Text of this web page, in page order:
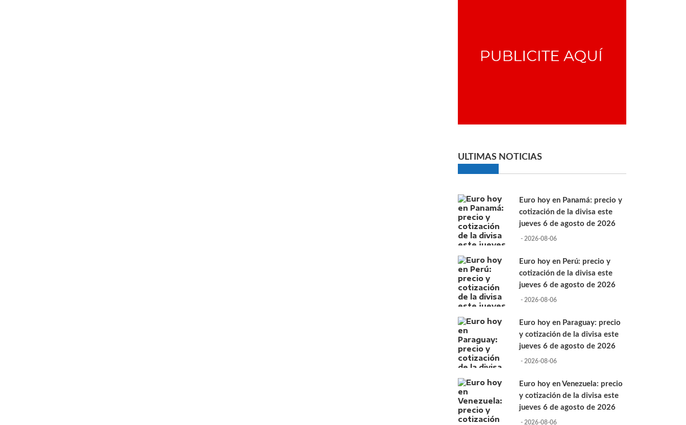
ULTIMAS NOTICIAS
Euro hoy en Panamá: precio y
cotización de la divisa este
jueves 6 de agosto de 2026
- 2026-08-06
Euro hoy en Perú: precio y
cotización de la divisa este
jueves 6 de agosto de 2026
- 2026-08-06
Euro hoy en Paraguay: precio
y cotización de la divisa este
jueves 6 de agosto de 2026
- 2026-08-06
Euro hoy en Venezuela: precio
y cotización de la divisa este
jueves 6 de agosto de 2026
- 2026-08-06